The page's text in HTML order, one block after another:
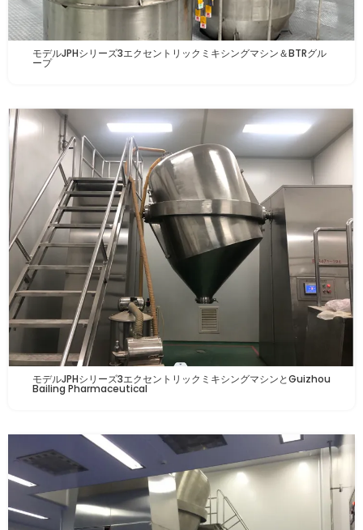
モデルJPHシリーズ3エクセントリックミキシングマシン＆BTRグル
ープ
モデルJPHシリーズ3エクセントリックミキシングマシンとGuizhou
Bailing Pharmaceutical